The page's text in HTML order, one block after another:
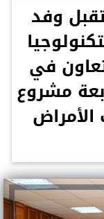
وفد
في
مشروع